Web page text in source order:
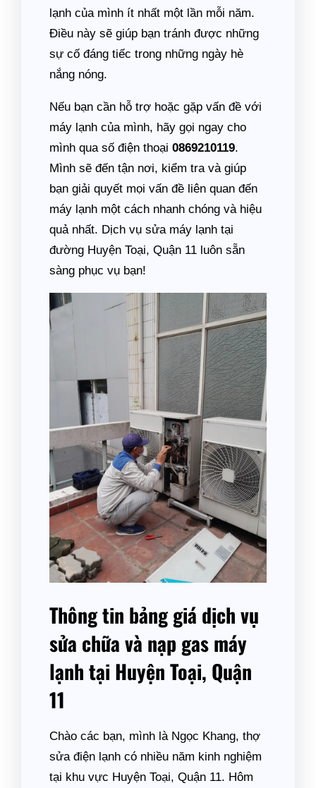
lạnh của mình ít nhất một lần mỗi năm.
Điều này sẽ giúp bạn tránh được những
sự cố đáng tiếc trong những ngày hè
nắng nóng.
Nếu bạn cần hỗ trợ hoặc gặp vấn đề với
máy lạnh của mình, hãy gọi ngay cho
mình qua số điện thoại 0869210119.
Mình sẽ đến tận nơi, kiểm tra và giúp
bạn giải quyết mọi vấn đề liên quan đến
máy lạnh một cách nhanh chóng và hiệu
quả nhất. Dịch vụ sửa máy lạnh tại
đường Huyện Toại, Quận 11 luôn sẵn
sàng phục vụ bạn!
Thông tin bảng giá dịch vụ
sửa chữa và nạp gas máy
lạnh tại Huyện Toại, Quận
11
Chào các bạn, mình là Ngọc Khang, thợ
sửa điện lạnh có nhiều năm kinh nghiệm
tại khu vực Huyện Toại, Quận 11. Hôm